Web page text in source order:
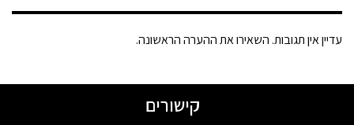
עדיין אין תגובות. השאירו את ההערה הראשונה.
קישורים